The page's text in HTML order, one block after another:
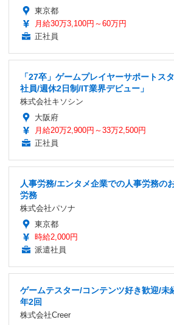
東京都
月給30万3,100円～60万円
正社員
「27卒」ゲームプレイヤーサポートス
社員/週休2日制/IT業界デビュー」
株式会社キソシン
大阪府
月給20万2,900円～33万2,500円
正社員
人事労務/エンタメ企業での人事労務の
労務
株式会社パソナ
東京都
時給2,000円
派遣社員
ゲームテスター/コンテンツ好き歓迎/未
年2回
株式会社Creer